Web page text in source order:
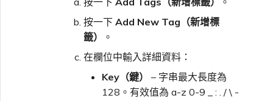
按一下 Add New Tag（新增標
籤）
。
在欄位中輸入詳細資料：
Key（鍵）
– 字串最大長度為
128。有效值為 a-z 0-9 _ : . / \ -